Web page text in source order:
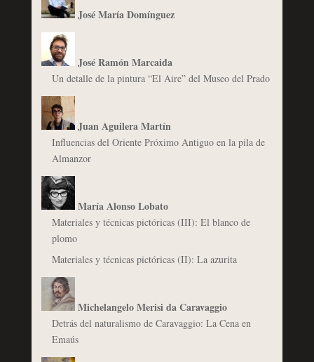
José María Domínguez
José Ramón Marcaida
Un detalle de la pintura “El Aire” del Museo del Prado
Juan Aguilera Martín
Influencias del Oriente Próximo Antiguo en la pila de
Almanzor
María Alonso Lobato
Materiales y técnicas pictóricas (III): El blanco de
plomo
Materiales y técnicas pictóricas (II): La azurita
Michelangelo Merisi da Caravaggio
Detrás del naturalismo de Caravaggio: La Cena en
Emaús